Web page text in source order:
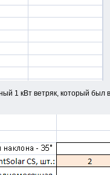
1 кВт ветряк, который